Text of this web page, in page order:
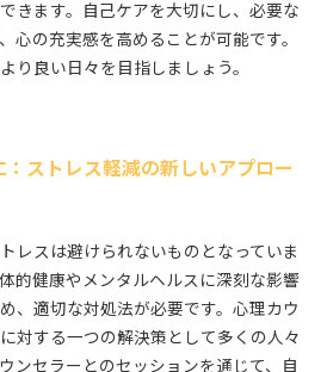
きます。自己ケアを大切にし、必要な
心の充実感を高めることが可能です。
り良い日々を目指しましょう。
ストレス軽減の新しいアプロー
レスは避けられないものとなっていま
的健康やメンタルヘルスに深刻な影響
、適切な対処法が必要です。心理カウ
対する一つの解決策として多くの人々
ンセラーとのセッションを通じて、自